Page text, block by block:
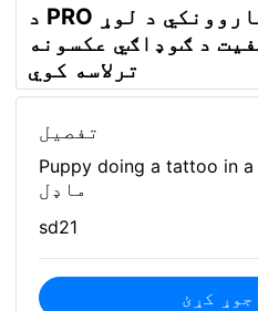
د PRO کاروونکي د لوړ
د ګوډاګي عکسونه
ترلاسه کوي
تفصیل
Puppy doing a tattoo in a
ماډل
sd21
جوړ کړئ